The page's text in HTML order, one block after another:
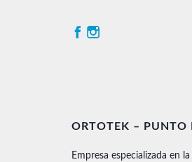
ORTOTEK – PUNTO
Empresa especializada en